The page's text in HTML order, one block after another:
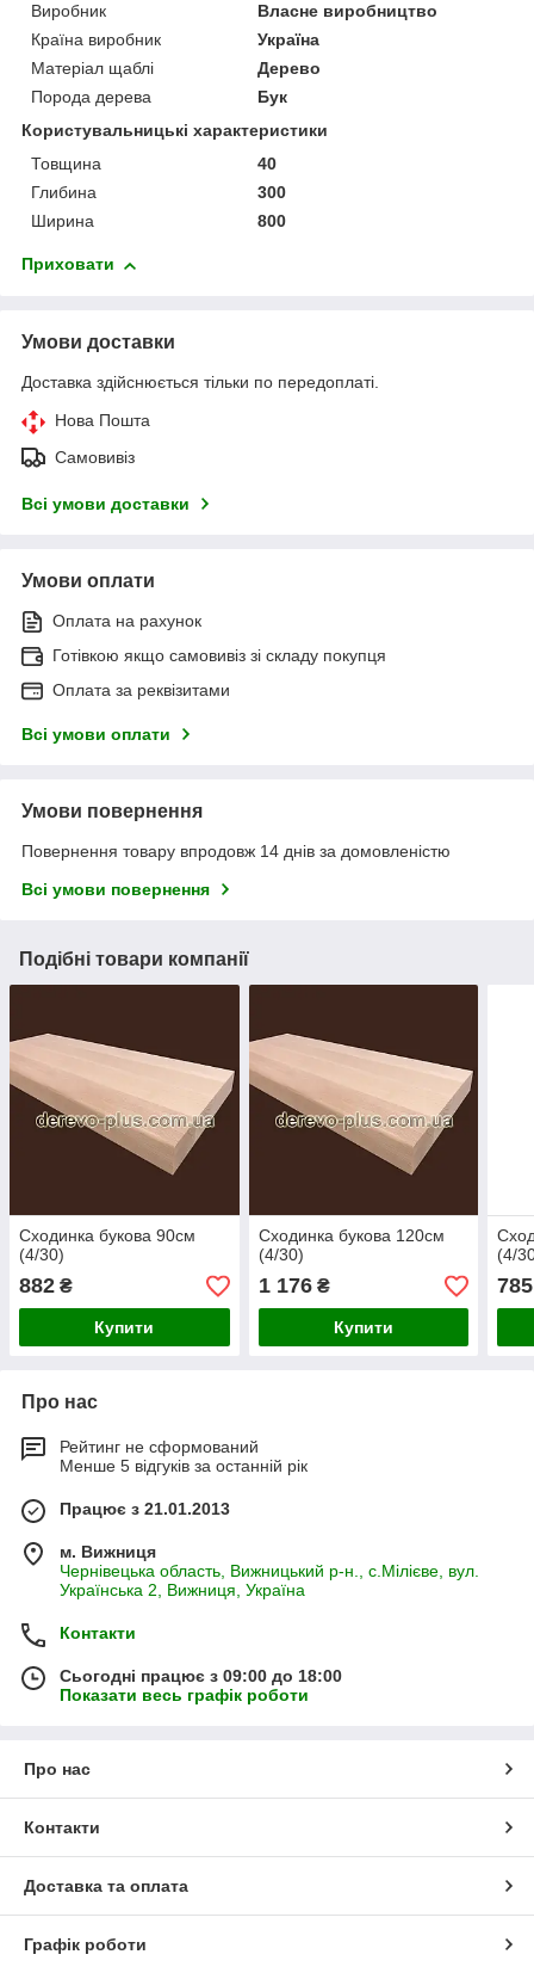
Виробник
Власне виробництво
Країна виробник
Україна
Матеріал щаблі
Дерево
Порода дерева
Бук
Користувальницькі характеристики
Товщина
40
Глибина
300
Ширина
800
Приховати
Умови доставки
Доставка здійснюється тільки по передоплаті.
Нова Пошта
Самовивіз
Всі умови доставки
Умови оплати
Оплата на рахунок
Готівкою якщо самовивіз зі складу покупця
Оплата за реквізитами
Всі умови оплати
Умови повернення
Повернення товару впродовж 14 днів за домовленістю
Всі умови повернення
Подібні товари компанії
Сходинка букова 90см
(4/30)
882 ₴
Купити
Сходинка букова 120см
(4/30)
1 176₴
Купити
(4/
785
Про нас
Рейтинг не сформований
Менше 5 відгуків за останній рік
Працює з 21.01.2013
м. Вижниця
Чернівецька область, Вижницький р-н., с.Мілієве, вул.
Українська 2, Вижниця, Україна
Контакти
Сьогодні працює з 09:00 до 18:00
Показати весь графік роботи
Про нас
Контакти
Доставка та оплата
Графік роботи